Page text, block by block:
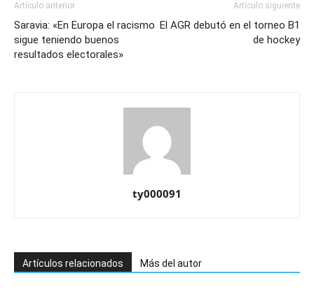
Artículo anterior
Saravia: «En Europa el racismo
sigue teniendo buenos
resultados electorales»
Artículo siguiente
El AGR debutó en el torneo B1
de hockey
ty000091
Artículos relacionados Más del autor